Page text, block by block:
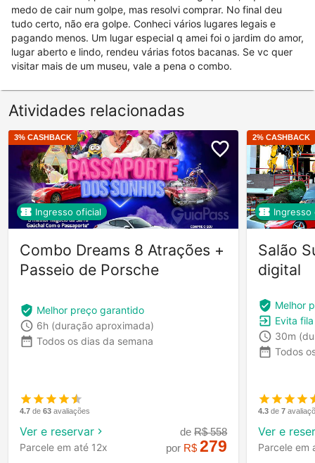
medo de cair num golpe, mas resolvi comprar. No final deu
tudo certo, não era golpe. Conheci vários lugares legais e
pagando menos. Um lugar especial q amei foi o jardim do amor,
lugar aberto e lindo, rendeu várias fotos bacanas. Se vc quer
visitar mais de um museu, vale a pena o combo.
Atividades relacionadas
3% CASHBACK
Ingresso oficial
Combo Dreams 8 Atrações +
Passeio de Porsche
Melhor preço garantido
6h (duração aproximada)
Todos os dias da semana
4.7 de 63 avaliações
Ver e reservar
Parcele em até 12x
deR$558
por R$279
2% CASHBACK
Ingresso
Salão
digital
Melhor
Evita
30m
Todos
4.3 de 7
Ver e
Parcele em